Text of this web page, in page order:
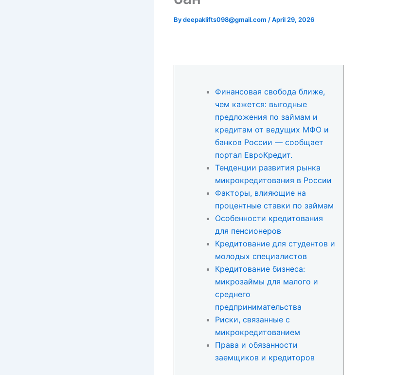
Bydeepaklifts098@gmail.com /April 29, 2026
Финансовая свобода ближе,
чем кажется: выгодные
предложения по займам и
кредитам от ведущих МФО и
банков России — сообщает
портал ЕвроКредит.
Тенденции развития рынка
микрокредитования в России
Факторы, влияющие на
процентные ставки по займам
Особенности кредитования
для пенсионеров
Кредитование для студентов и
молодых специалистов
Кредитование бизнеса:
микрозаймы для малого и
среднего
предпринимательства
Риски, связанные с
микрокредитованием
Права и обязанности
заемщиков и кредиторов